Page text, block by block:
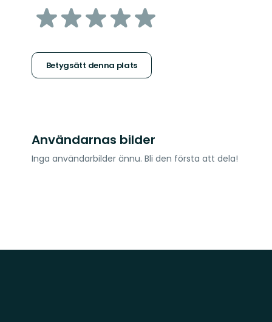
av
stjärnor
Betygsätt denna plats
Användarnas bilder
Inga användarbilder ännu. Bli den första att dela!